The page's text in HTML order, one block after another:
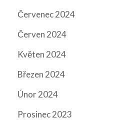
Červenec 2024
Červen 2024
Květen 2024
Březen 2024
Únor 2024
Prosinec 2023